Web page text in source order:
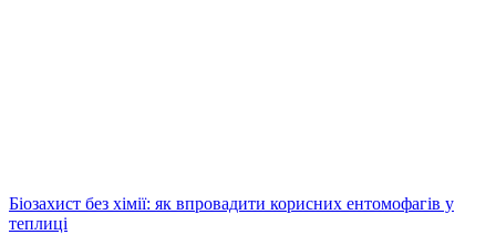
Біозахист без хімії: як впровадити корисних ентомофагів у
теплиці